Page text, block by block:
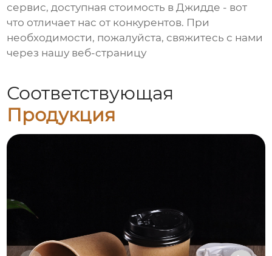
сервис, доступная стоимость в Джидде - вот
что отличает нас от конкурентов. При
необходимости, пожалуйста, свяжитесь с нами
через нашу веб-страницу
Соответствующая
Продукция